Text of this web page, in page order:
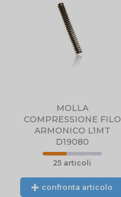
MOLLA
COMPRESSIONE FILO
ARMONICO L1MT
D19080
25 articoli
confronta articolo